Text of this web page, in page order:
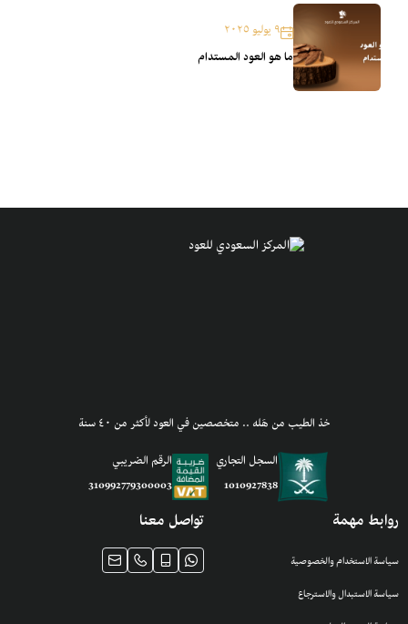
٩ يوليو ٢٠٢٥
ما هو العود المستدام
خذ الطيب من هَله .. متخصصين في العود لأكثر من ٤٠ سنة
السجل التجاري
1010927838
الرقم الضريبي
310992779300003
روابط مهمة
سياسة الاستخدام والخصوصية
سياسة الاستبدال والاسترجاع
تواصل معنا